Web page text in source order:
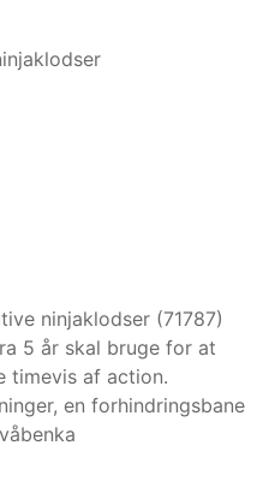
ninjaklodser (71787)
5 år skal bruge for at
timevis af action.
en forhindringsbane